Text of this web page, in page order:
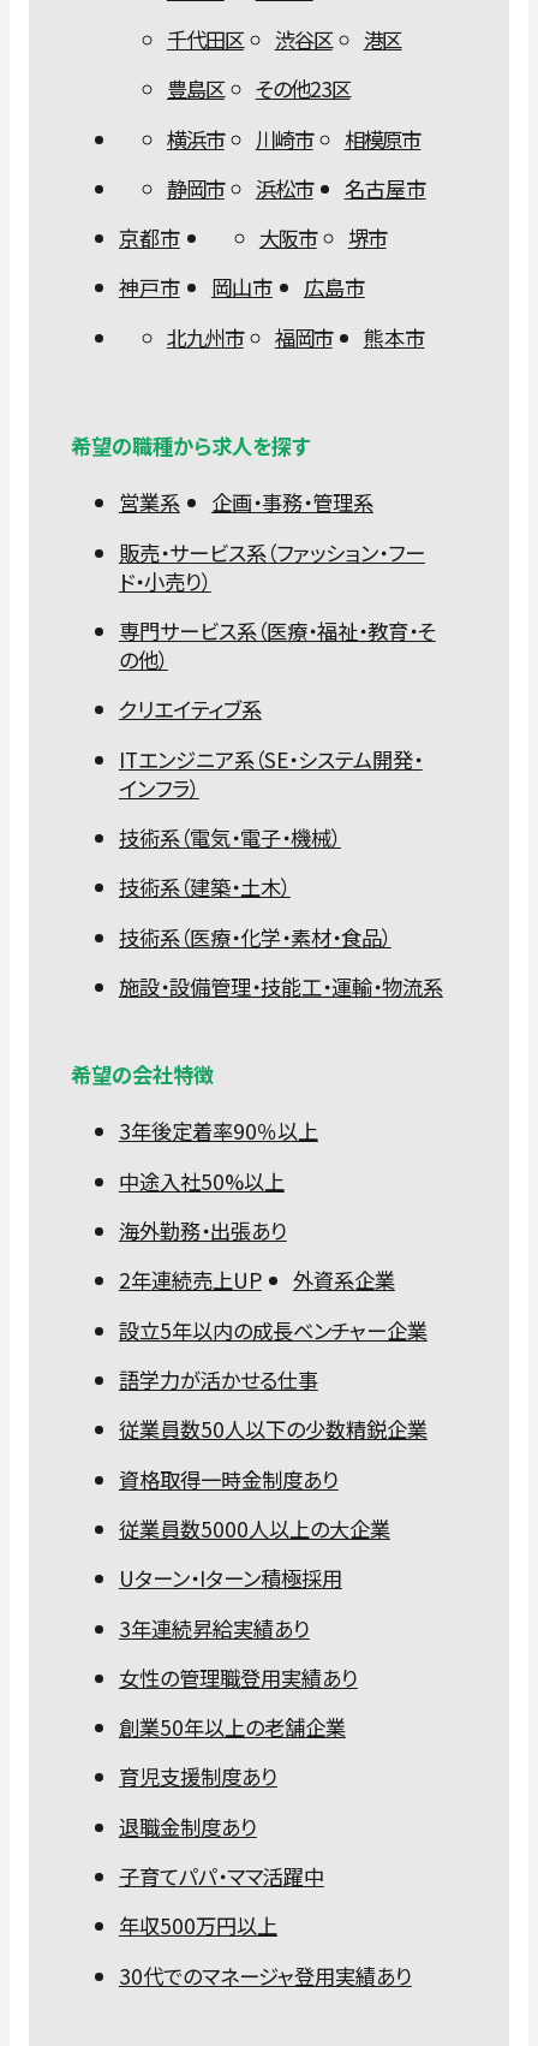
千代田区
渋谷区
港区
豊島区
その他23区
横浜市
川崎市
相模原市
静岡市
浜松市
名古屋市
京都市
大阪市
堺市
神戸市
岡山市
広島市
北九州市
福岡市 熊本市
希望の職種から求人を探す
営業系
企画・事務・管理系
販売・サービス系（ファッション・フー
ド・小売り）
専門サービス系（医療・福祉・教育・そ
の他）
クリエイティブ系
ITエンジニア系（SE・システム開発・
インフラ）
技術系（電気・電子・機械）
技術系（建築・土木）
技術系（医療・化学・素材・食品）
施設・設備管理・技能工・運輸・物流系
希望の会社特徴
3年後定着率90％以上
中途入社50%以上
海外勤務・出張あり
2年連続売上UP
外資系企業
設立5年以内の成長ベンチャー企業
語学力が活かせる仕事
従業員数50人以下の少数精鋭企業
資格取得一時金制度あり
従業員数5000人以上の大企業
Uターン・Iターン積極採用
3年連続昇給実績あり
女性の管理職登用実績あり
創業50年以上の老舗企業
育児支援制度あり
退職金制度あり
子育てパパ・ママ活躍中
年収500万円以上
30代でのマネージャ登用実績あり